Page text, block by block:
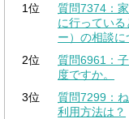
1位
質問7374：
に行ってい
ー）の相談に
2位
質問6961：
度ですか。
3位
質問7299：
利用方法は？